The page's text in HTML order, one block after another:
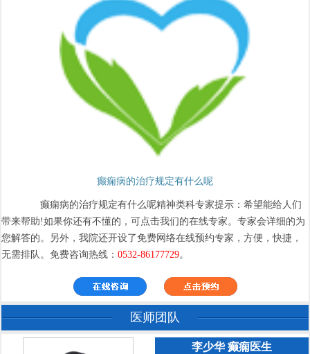
癫痫病的治疗规定有什么呢
癫痫病的治疗规定有什么呢精神类科专家提示：希望能给人们
带来帮助!如果你还有不懂的，可点击我们的在线专家。专家会详细的为
您解答的。另外，我院还开设了免费网络在线预约专家，方便，快捷，
无需排队。免费咨询热线：0532-86177729。
医师团队
李少华 癫痫医生